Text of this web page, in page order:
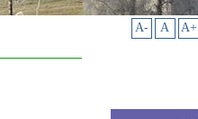
A- A A+